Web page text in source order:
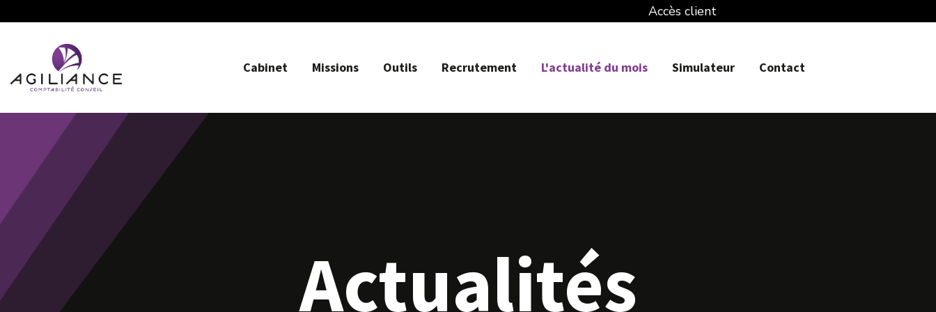
Accès client
Cabinet Missions Outils Recrutement L'actualité du mois Simulateur Contact
Actualités